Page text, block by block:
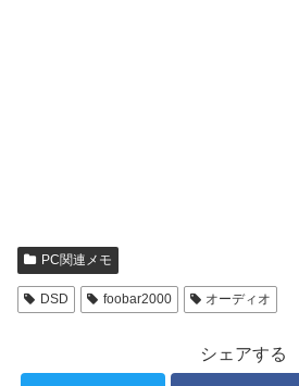
PC関連メモ
DSD foobar2000 オーディオ
シェアする